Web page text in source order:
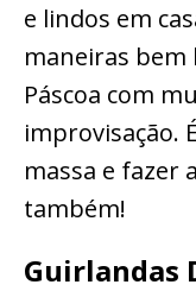
e lindos em
maneiras bem
Páscoa com
improvisação.
massa e fazer
também!
Guirlandas